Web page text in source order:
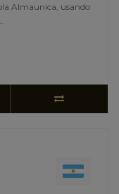
Almaunica, usando